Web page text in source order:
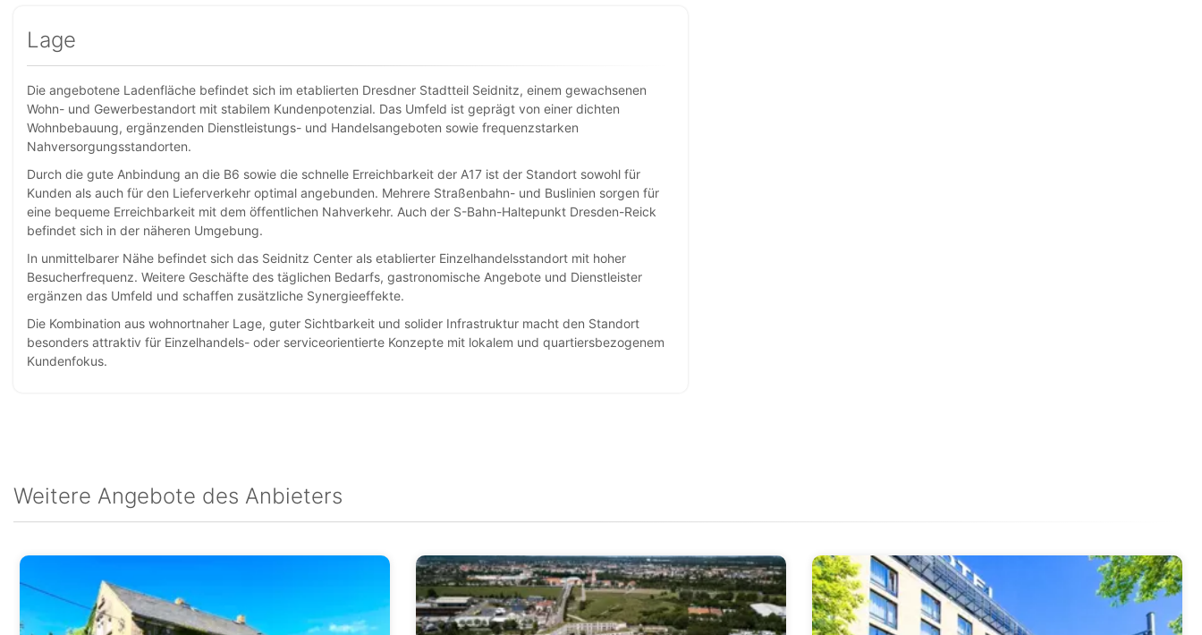
Lage
Die angebotene Ladenfläche befindet sich im etablierten Dresdner Stadtteil Seidnitz, einem gewachsenen
Wohn- und Gewerbestandort mit stabilem Kundenpotenzial. Das Umfeld ist geprägt von einer dichten
Wohnbebauung, ergänzenden Dienstleistungs- und Handelsangeboten sowie frequenzstarken
Nahversorgungsstandorten.
Durch die gute Anbindung an die B6 sowie die schnelle Erreichbarkeit der A17 ist der Standort sowohl für
Kunden als auch für den Lieferverkehr optimal angebunden. Mehrere Straßenbahn- und Buslinien sorgen für
eine bequeme Erreichbarkeit mit dem öffentlichen Nahverkehr. Auch der S-Bahn-Haltepunkt Dresden-Reick
befindet sich in der näheren Umgebung.
In unmittelbarer Nähe befindet sich das Seidnitz Center als etablierter Einzelhandelsstandort mit hoher
Besucherfrequenz. Weitere Geschäfte des täglichen Bedarfs, gastronomische Angebote und Dienstleister
ergänzen das Umfeld und schaffen zusätzliche Synergieeffekte.
Die Kombination aus wohnortnaher Lage, guter Sichtbarkeit und solider Infrastruktur macht den Standort
besonders attraktiv für Einzelhandels- oder serviceorientierte Konzepte mit lokalem und quartiersbezogenem
Kundenfokus.
Weitere Angebote des Anbieters